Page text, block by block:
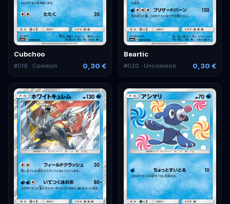
Cubchoo
#019 · Common 0,30 €
Beartic
#020 · Uncommon 0,30 €